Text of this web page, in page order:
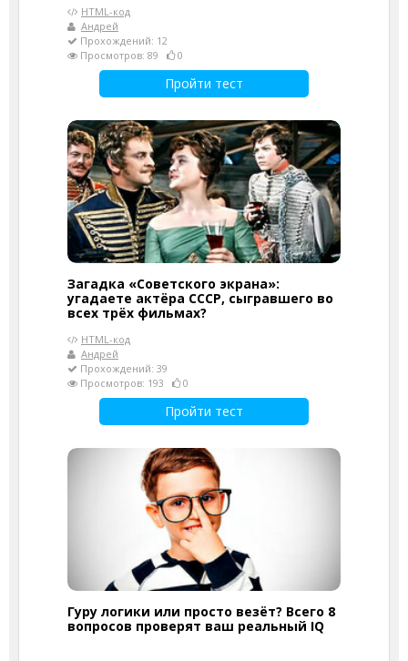
HTML-код
Андрей
Прохождений: 12
Просмотров: 89
0
Пройти тест
Загадка «Советского экрана»:
угадаете актёра СССР, сыгравшего во
всех трёх фильмах?
HTML-код
Андрей
Прохождений: 39
Просмотров: 193
0
Пройти тест
Гуру логики или просто везёт? Всего 8
вопросов проверят ваш реальный IQ